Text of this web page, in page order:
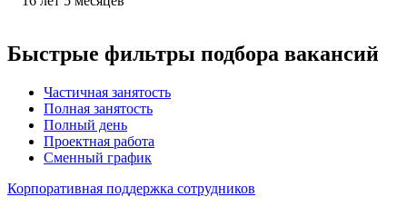
Быстрые фильтры подбора вакансий
Частичная занятость
Полная занятость
Полный день
Проектная работа
Сменный график
Корпоративная поддержка сотрудников